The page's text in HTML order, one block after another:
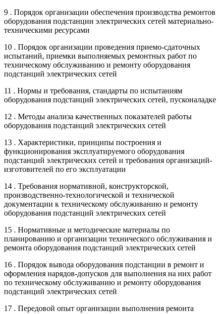
9 . Порядок организации обеспечения производства ремонтов
оборудования подстанции электрических сетей материально-
техническими ресурсами
10 . Порядок организации проведения приемо-сдаточных
испытаний, приемки выполняемых ремонтных работ по
техническому обслуживанию и ремонту оборудования
подстанций электрических сетей
11 . Нормы и требования, стандарты по испытаниям
оборудования подстанций электрических сетей, пусконаладке
12 . Методы анализа качественных показателей работы
оборудования подстанций электрических сетей
13 . Характеристики, принципы построения и
функционирования эксплуатируемого оборудования
подстанций электрических сетей и требования организаций-
изготовителей по его эксплуатации
14 . Требования нормативной, конструкторской,
производственно-технологической и технической
документации к техническому обслуживанию и ремонту
оборудования подстанций электрических сетей
15 . Нормативные и методические материалы по
планированию и организации технического обслуживания и
ремонта оборудования подстанций электрических сетей
16 . Порядок вывода оборудования подстанции в ремонт и
оформления нарядов-допусков для выполнения на них работ
по техническому обслуживанию и ремонту оборудования
подстанций электрических сетей
17 . Передовой опыт организации выполнения ремонта